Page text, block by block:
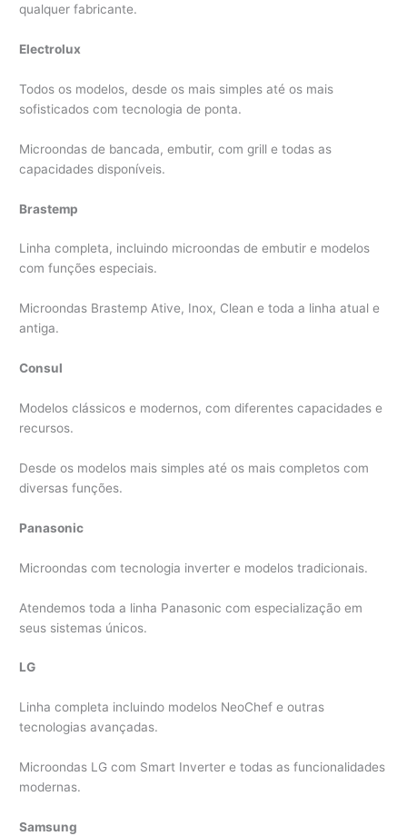
qualquer fabricante.
Electrolux
Todos os modelos, desde os mais simples até os mais
sofisticados com tecnologia de ponta.
Microondas de bancada, embutir, com grill e todas as
capacidades disponíveis.
Brastemp
Linha completa, incluindo microondas de embutir e modelos
com funções especiais.
Microondas Brastemp Ative, Inox, Clean e toda a linha atual e
antiga.
Consul
Modelos clássicos e modernos, com diferentes capacidades e
recursos.
Desde os modelos mais simples até os mais completos com
diversas funções.
Panasonic
Microondas com tecnologia inverter e modelos tradicionais.
Atendemos toda a linha Panasonic com especialização em
seus sistemas únicos.
LG
Linha completa incluindo modelos NeoChef e outras
tecnologias avançadas.
Microondas LG com Smart Inverter e todas as funcionalidades
modernas.
Samsung